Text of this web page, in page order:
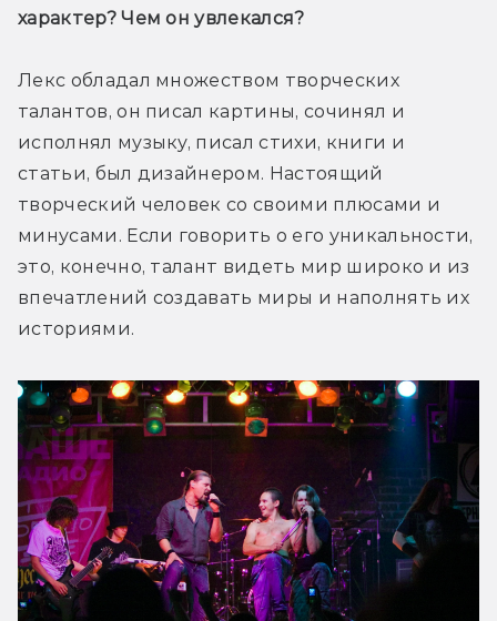
характер? Чем он увлекался?
Лекс обладал множеством творческих
талантов, он писал картины, сочинял и
исполнял музыку, писал стихи, книги и
статьи, был дизайнером. Настоящий
творческий человек со своими плюсами и
минусами. Если говорить о его уникальности,
это, конечно, талант видеть мир широко и из
впечатлений создавать миры и наполнять их
историями.